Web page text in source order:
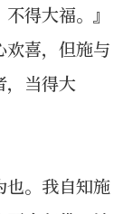
得大福。』
欢喜，但施与
，当得大
也。我自知施